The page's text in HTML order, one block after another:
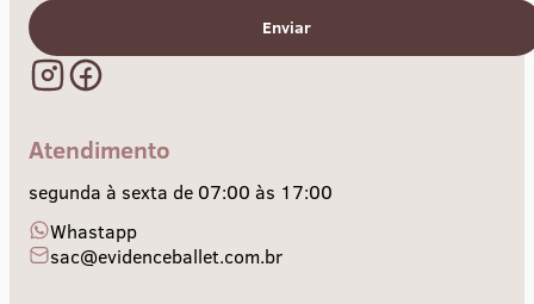
Enviar
Atendimento
segunda à sexta de 07:00 às 17:00
Whastapp
sac@evidenceballet.com.br